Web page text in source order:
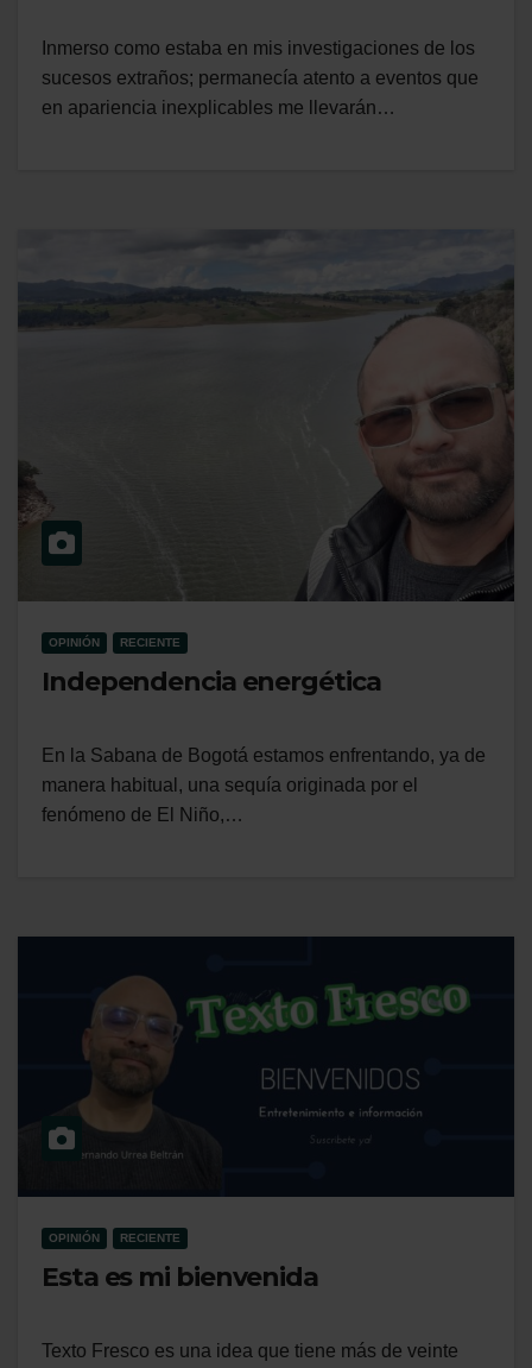
Inmerso como estaba en mis investigaciones de los
sucesos extraños; permanecía atento a eventos que
en apariencia inexplicables me llevarán…
OPINIÓN RECIENTE
Independencia energética
En la Sabana de Bogotá estamos enfrentando, ya de
manera habitual, una sequía originada por el
fenómeno de El Niño,…
OPINIÓN RECIENTE
Esta es mi bienvenida
Texto Fresco es una idea que tiene más de veinte